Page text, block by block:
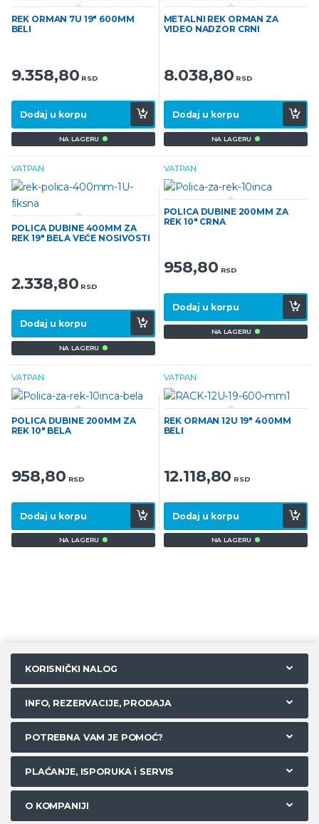
REK ORMAN 7U 19″ 600MM
BELI
9.358,80 RSD
Dodaj u korpu
NA LAGERU
METALNI REK ORMAN ZA
VIDEO NADZOR CRNI
8.038,80 RSD
Dodaj u korpu
NA LAGERU
VATPAN
POLICA DUBINE 400MM ZA
REK 19″ BELA VEĆE NOSIVOSTI
2.338,80 RSD
Dodaj u korpu
NA LAGERU
VATPAN
POLICA DUBINE 200MM ZA
REK 10″ CRNA
958,80 RSD
Dodaj u korpu
NA LAGERU
VATPAN
POLICA DUBINE 200MM ZA
REK 10″ BELA
958,80 RSD
Dodaj u korpu
NA LAGERU
VATPAN
REK ORMAN 12U 19″ 400MM
BELI
12.118,80 RSD
Dodaj u korpu
NA LAGERU
KORISNIČKI NALOG
INFO, REZERVACIJE, PRODAJA
POTREBNA VAM JE POMOĆ?
PLAĆANJE, ISPORUKA i SERVIS
O KOMPANIJI